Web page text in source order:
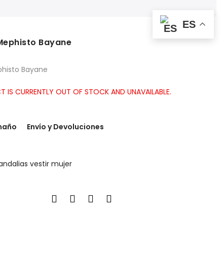
Bayane
Bayane
IS CURRENTLY OUT OF STOCK AND UNAVAILABLE.
Envío y Devoluciones
vestir mujer
ES